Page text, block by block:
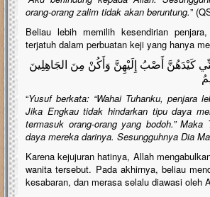
orang-orang zalim tidak akan beruntung.”
Beliau lebih memilih kesendirian
terjatuh dalam perbuatan keji yang hanya
كَيْدَهُنَّ أَصْبُ إِلَيْهِنَّ وَأَكُنْ مِنَ الجَاهِلِينَ
“Yusuf berkata: “Wahai Tuhanku, penjara
Jika Engkau tidak hindarkan tipu daya
termasuk orang-orang yang bodoh.”
daya mereka darinya. Sesungguhnya Dia
Karena kejujuran hatinya, Allah
wanita tersebut. Pada akhirnya, beliau
kesabaran, dan merasa selalu diawasi oleh